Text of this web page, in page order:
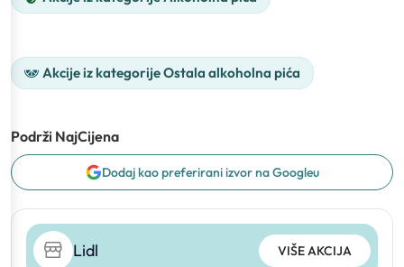
Akcije iz kategorije Ostala alkoholna pića
Podrži NajCijena
Dodaj kao preferirani izvor na Googleu
Lidl VIŠE AKCIJA